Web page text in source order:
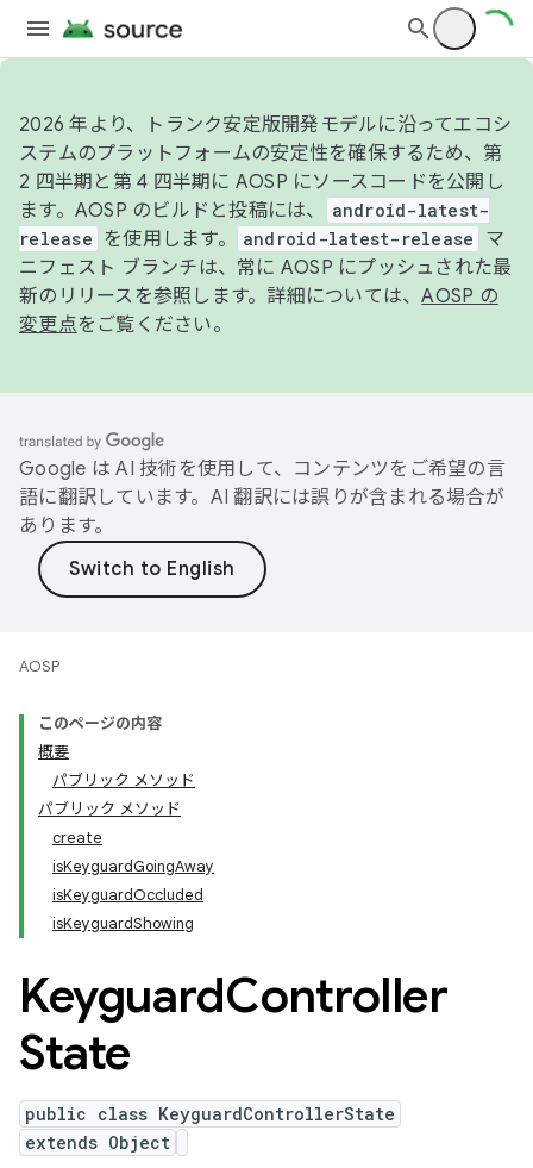
2026 年より、トランク安定版開発モデルに沿ってエコシ
ステムのプラットフォームの安定性を確保するため、第
2 四半期と第 4 四半期に AOSP にソースコードを公開し
ます。AOSP のビルドと投稿には、
android-latest-
release
を使用します。 android-latest-release
マ
ニフェスト ブランチは、常に AOSP にプッシュされた最
新のリリースを参照します。詳細については、AOSP の
変更点をご覧ください。
Google は AI 技術を使用して、コンテンツをご希望の言
語に翻訳しています。AI 翻訳には誤りが含まれる場合が
あります。
AOSP
このページの内容
概要
パブリック メソッド
パブリック メソッド
create
isKeyguardGoingAway
isKeyguardOccluded
isKeyguardShowing
KeyguardController
State
public class KeyguardControllerState
extends Object